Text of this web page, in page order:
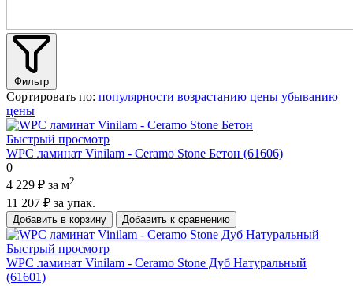
Фильтр
Сортировать по: популярности возрастанию цены убыванию
цены
Быстрый просмотр
WPC ламинат Vinilam - Ceramo Stone Бетон (61606)
0
4 229 ₽ за м2
11 207 ₽ за упак.
Добавить в корзину Добавить к сравнению
Быстрый просмотр
WPC ламинат Vinilam - Ceramo Stone Дуб Натуральный
(61601)